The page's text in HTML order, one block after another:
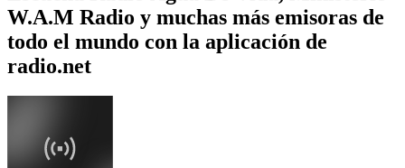
W.A.M Radio y muchas más emisoras de
todo el mundo con la aplicación de
radio.net